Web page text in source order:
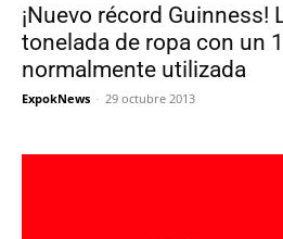
¡Nuevo récord Guinness!
tonelada de ropa con un
normalmente utilizada
ExpokNews - 29 octubre 2013